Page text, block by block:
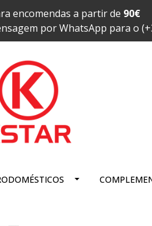
encomendas a partir de 90€
por WhatsApp para o